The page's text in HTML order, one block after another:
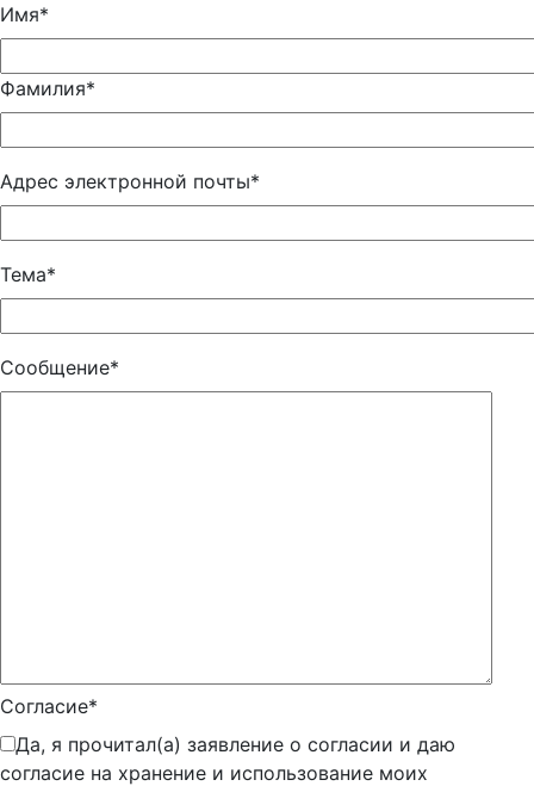
Имя*
Фамилия*
Адрес электронной почты*
Тема*
Сообщение*
Согласие*
Да, я прочитал(а) заявление о согласии и даю
согласие на хранение и использование моих